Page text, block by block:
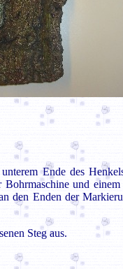
Ende des
und
den Enden der
Steg aus.